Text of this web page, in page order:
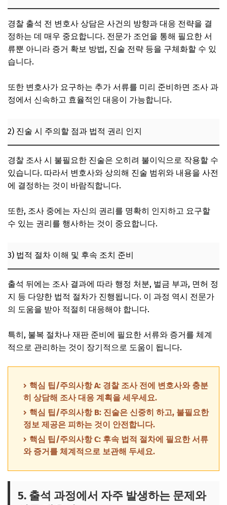
경찰 출석 전 변호사 상담은 사건의 방향과 대응 전략을 결
정하는 데 매우 중요합니다. 전문가 조언을 통해 필요한 서
류뿐 아니라 증거 확보 방법, 진술 전략 등을 구체화할 수 있
습니다.
또한 변호사가 요구하는 추가 서류를 미리 준비하면 조사 과
정에서 신속하고 효율적인 대응이 가능합니다.
2) 진술 시 주의할 점과 법적 권리 인지
경찰 조사 시 불필요한 진술은 오히려 불이익으로 작용할 수
있습니다. 따라서 변호사와 상의해 진술 범위와 내용을 사전
에 결정하는 것이 바람직합니다.
또한, 조사 중에는 자신의 권리를 명확히 인지하고 요구할
수 있는 권리를 행사하는 것이 중요합니다.
3) 법적 절차 이해 및 후속 조치 준비
출석 뒤에는 조사 결과에 따라 행정 처분, 벌금 부과, 면허 정
지 등 다양한 법적 절차가 진행됩니다. 이 과정 역시 전문가
의 도움을 받아 적절히 대응해야 합니다.
특히, 불복 절차나 재판 준비에 필요한 서류와 증거를 체계
적으로 관리하는 것이 장기적으로 도움이 됩니다.
핵심 팁/주의사항 A: 경찰 조사 전에 변호사와 충분
히 상담해 조사 대응 계획을 세우세요.
핵심 팁/주의사항 B: 진술은 신중히 하고, 불필요한
정보 제공은 피하는 것이 안전합니다.
핵심 팁/주의사항 C: 후속 법적 절차에 필요한 서류
와 증거를 체계적으로 보관해 두세요.
5. 출석 과정에서 자주 발생하는 문제와